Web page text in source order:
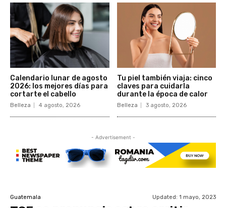
Calendario lunar de agosto
2026: los mejores días para
cortarte el cabello
Belleza 4 agosto, 2026
Tu piel también viaja: cinco
claves para cuidarla
durante la época de calor
Belleza 3 agosto, 2026
- Advertisement -